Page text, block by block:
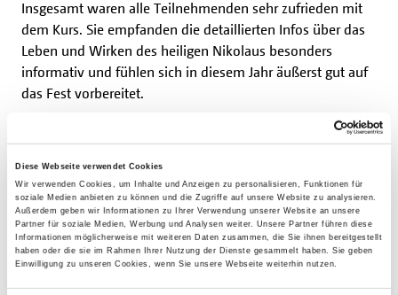
Diese Webseite verwendet Cookies
Wir verwenden Cookies, um Inhalte und Anzeigen zu personalisieren, Funktionen für
soziale Medien anbieten zu können und die Zugriffe auf unsere Website zu analysieren.
Außerdem geben wir Informationen zu Ihrer Verwendung unserer Website an unsere
Partner für soziale Medien, Werbung und Analysen weiter. Unsere Partner führen diese
Informationen möglicherweise mit weiteren Daten zusammen, die Sie ihnen bereitgestellt
haben oder die sie im Rahmen Ihrer Nutzung der Dienste gesammelt haben. Sie geben
Einwilligung zu unseren Cookies, wenn Sie unsere Webseite weiterhin nutzen.
Insgesamt waren alle Teilnehmenden sehr zufrieden mit
dem Kurs. Sie empfanden die detaillierten Infos über das
Leben und Wirken des heiligen Nikolaus besonders
informativ und fühlen sich in diesem Jahr äußerst gut auf
das Fest vorbereitet.
Das Bonifatiuswerk fördert auch in diesem Jahr wieder
kirchliche Gruppen, Vereine, Verbände, Schulklassen,
Einrichtungen und Gemeinden ihren
"Tat.Ort.Nikolaus"
im Zeitraum vom 27. November bis zum 10. Dezember.
Insgesamt entstehen 76 gute "Tat.Orte". Pro "Tat.Ort"
wurden vom Hilfswerk Schokonikoläuse für Projekte mit
karitativem und diakonischem Charakter zur Verfügung